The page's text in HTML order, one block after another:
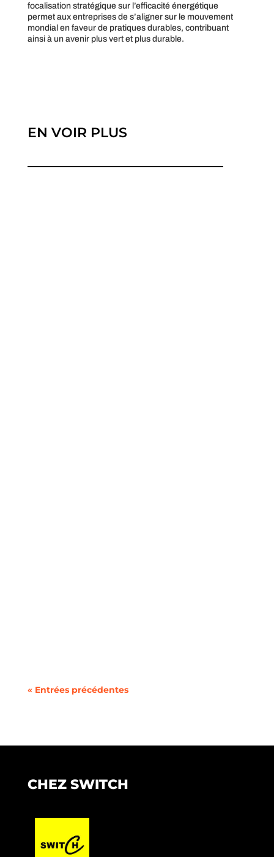
focalisation stratégique sur l’efficacité énergétique
permet aux entreprises de s’aligner sur le mouvement
mondial en faveur de pratiques durables, contribuant
ainsi à un avenir plus vert et plus durable.
EN VOIR PLUS
« Entrées précédentes
CHEZ SWITCH